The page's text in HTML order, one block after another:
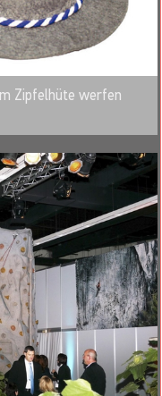
Zipfelhüte werfen